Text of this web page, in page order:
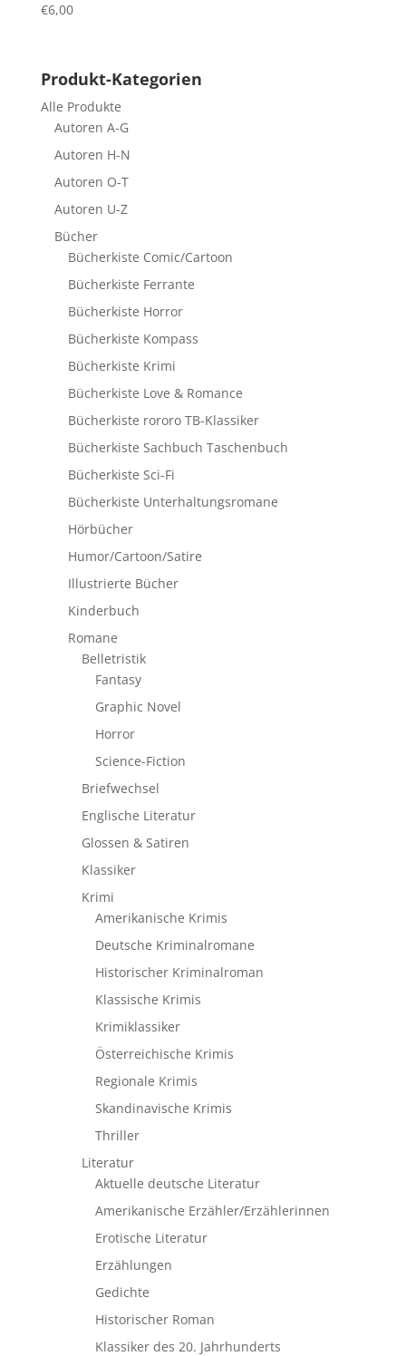
€6,00
Produkt-Kategorien
Alle Produkte
Autoren A-G
Autoren H-N
Autoren O-T
Autoren U-Z
Bücher
Bücherkiste Comic/Cartoon
Bücherkiste Ferrante
Bücherkiste Horror
Bücherkiste Kompass
Bücherkiste Krimi
Bücherkiste Love & Romance
Bücherkiste rororo TB-Klassiker
Bücherkiste Sachbuch Taschenbuch
Bücherkiste Sci-Fi
Bücherkiste Unterhaltungsromane
Hörbücher
Humor/Cartoon/Satire
Illustrierte Bücher
Kinderbuch
Romane
Belletristik
Fantasy
Graphic Novel
Horror
Science-Fiction
Briefwechsel
Englische Literatur
Glossen & Satiren
Klassiker
Krimi
Amerikanische Krimis
Deutsche Kriminalromane
Historischer Kriminalroman
Klassische Krimis
Krimiklassiker
Österreichische Krimis
Regionale Krimis
Skandinavische Krimis
Thriller
Literatur
Aktuelle deutsche Literatur
Amerikanische Erzähler/Erzählerinnen
Erotische Literatur
Erzählungen
Gedichte
Historischer Roman
Klassiker des 20. Jahrhunderts